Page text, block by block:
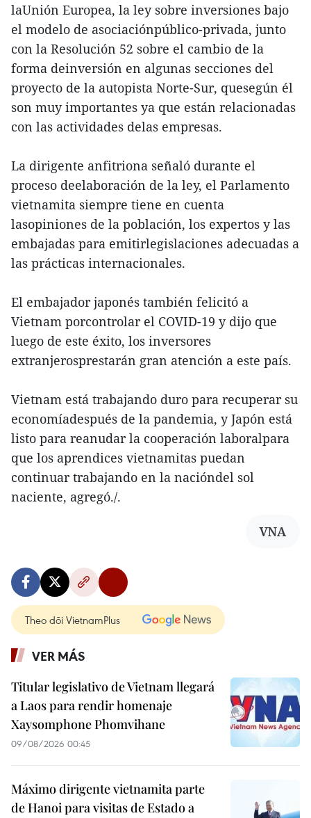
laUnión Europea, la ley sobre inversiones bajo
el modelo de asociaciónpúblico-privada, junto
con la Resolución 52 sobre el cambio de la
forma deinversión en algunas secciones del
proyecto de la autopista Norte-Sur, quesegún él
son muy importantes ya que están relacionadas
con las actividades delas empresas.
La dirigente anfitriona señaló durante el
proceso deelaboración de la ley, el Parlamento
vietnamita siempre tiene en cuenta
lasopiniones de la población, los expertos y las
embajadas para emitirlegislaciones adecuadas a
las prácticas internacionales.
El embajador japonés también felicitó a
Vietnam porcontrolar el COVID-19 y dijo que
luego de este éxito, los inversores
extranjerosprestarán gran atención a este país.
Vietnam está trabajando duro para recuperar su
economíadespués de la pandemia, y Japón está
listo para reanudar la cooperación laboralpara
que los aprendices vietnamitas puedan
continuar trabajando en la nacióndel sol
naciente, agregó./.
VNA
Theo dõi VietnamPlus
VER MÁS
Titular legislativo de Vietnam llegará
a Laos para rendir homenaje
Xaysomphone Phomvihane
09/08/2026 00:45
Máximo dirigente vietnamita parte
de Hanoi para visitas de Estado a